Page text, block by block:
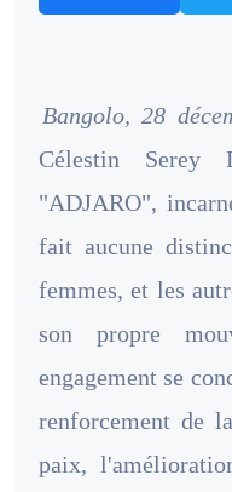
Bangolo, 28
Célestin Serey
"ADJARO",
fait aucune
femmes, et les
son propre
engagement se
renforcement de
paix,